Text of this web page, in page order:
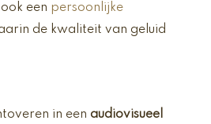
een persoonlijke
de kwaliteit van geluid
in een audiovisueel